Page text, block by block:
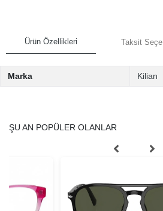
Ürün Özellikleri Taksit
Marka Kilian
ŞU AN POPÜLER OLANLAR